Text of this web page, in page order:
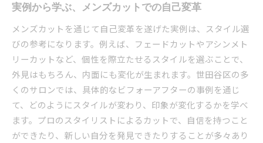
実例から学ぶ、メンズカットでの自己変革
メンズカットを通じて自己変革を遂げた実例は、スタイル選
びの参考になります。例えば、フェードカットやアシンメト
リーカットなど、個性を際立たせるスタイルを選ぶことで、
外見はもちろん、内面にも変化が生まれます。世田谷区の多
くのサロンでは、具体的なビフォーアフターの事例を通じ
て、どのようにスタイルが変わり、印象が変化するかを学べ
ます。プロのスタイリストによるカットで、自信を持つこと
ができたり、新しい自分を発見できたりすることが多々あり